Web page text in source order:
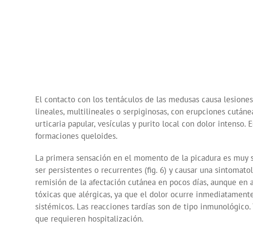
El contacto con los tentáculos de las medusas causa
lineales, multilineales o serpiginosas, con erupciones
urticaria papular, vesículas y purito local con dolor intenso.
formaciones queloides.
La primera sensación en el momento de la picadura es
ser persistentes o recurrentes (fig. 6) y causar una
remisión de la afectación cutánea en pocos días, aunque
tóxicas que alérgicas, ya que el dolor ocurre
sistémicos. Las reacciones tardías son de tipo
que requieren hospitalización.